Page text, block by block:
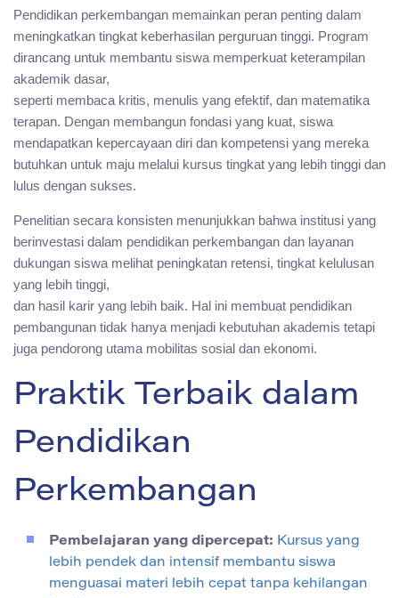
Pendidikan perkembangan memainkan peran penting dalam
meningkatkan tingkat keberhasilan perguruan tinggi. Program
dirancang untuk membantu siswa memperkuat keterampilan
akademik dasar,
seperti membaca kritis, menulis yang efektif, dan matematika
terapan. Dengan membangun fondasi yang kuat, siswa
mendapatkan kepercayaan diri dan kompetensi yang mereka
butuhkan untuk maju melalui kursus tingkat yang lebih tinggi dan
lulus dengan sukses.
Penelitian secara konsisten menunjukkan bahwa institusi yang
berinvestasi dalam pendidikan perkembangan dan layanan
dukungan siswa melihat peningkatan retensi, tingkat kelulusan
yang lebih tinggi,
dan hasil karir yang lebih baik. Hal ini membuat pendidikan
pembangunan tidak hanya menjadi kebutuhan akademis tetapi
juga pendorong utama mobilitas sosial dan ekonomi.
Praktik Terbaik dalam
Pendidikan
Perkembangan
Pembelajaran yang dipercepat: Kursus yang
lebih pendek dan intensif membantu siswa
menguasai materi lebih cepat tanpa kehilangan